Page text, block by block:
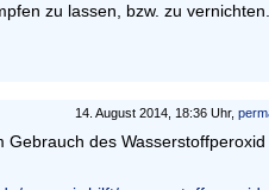
zu lassen, bzw. zu vernichten.
14. August 2014, 18:36 Uhr,
Gebrauch des Wasserstoffperoxid